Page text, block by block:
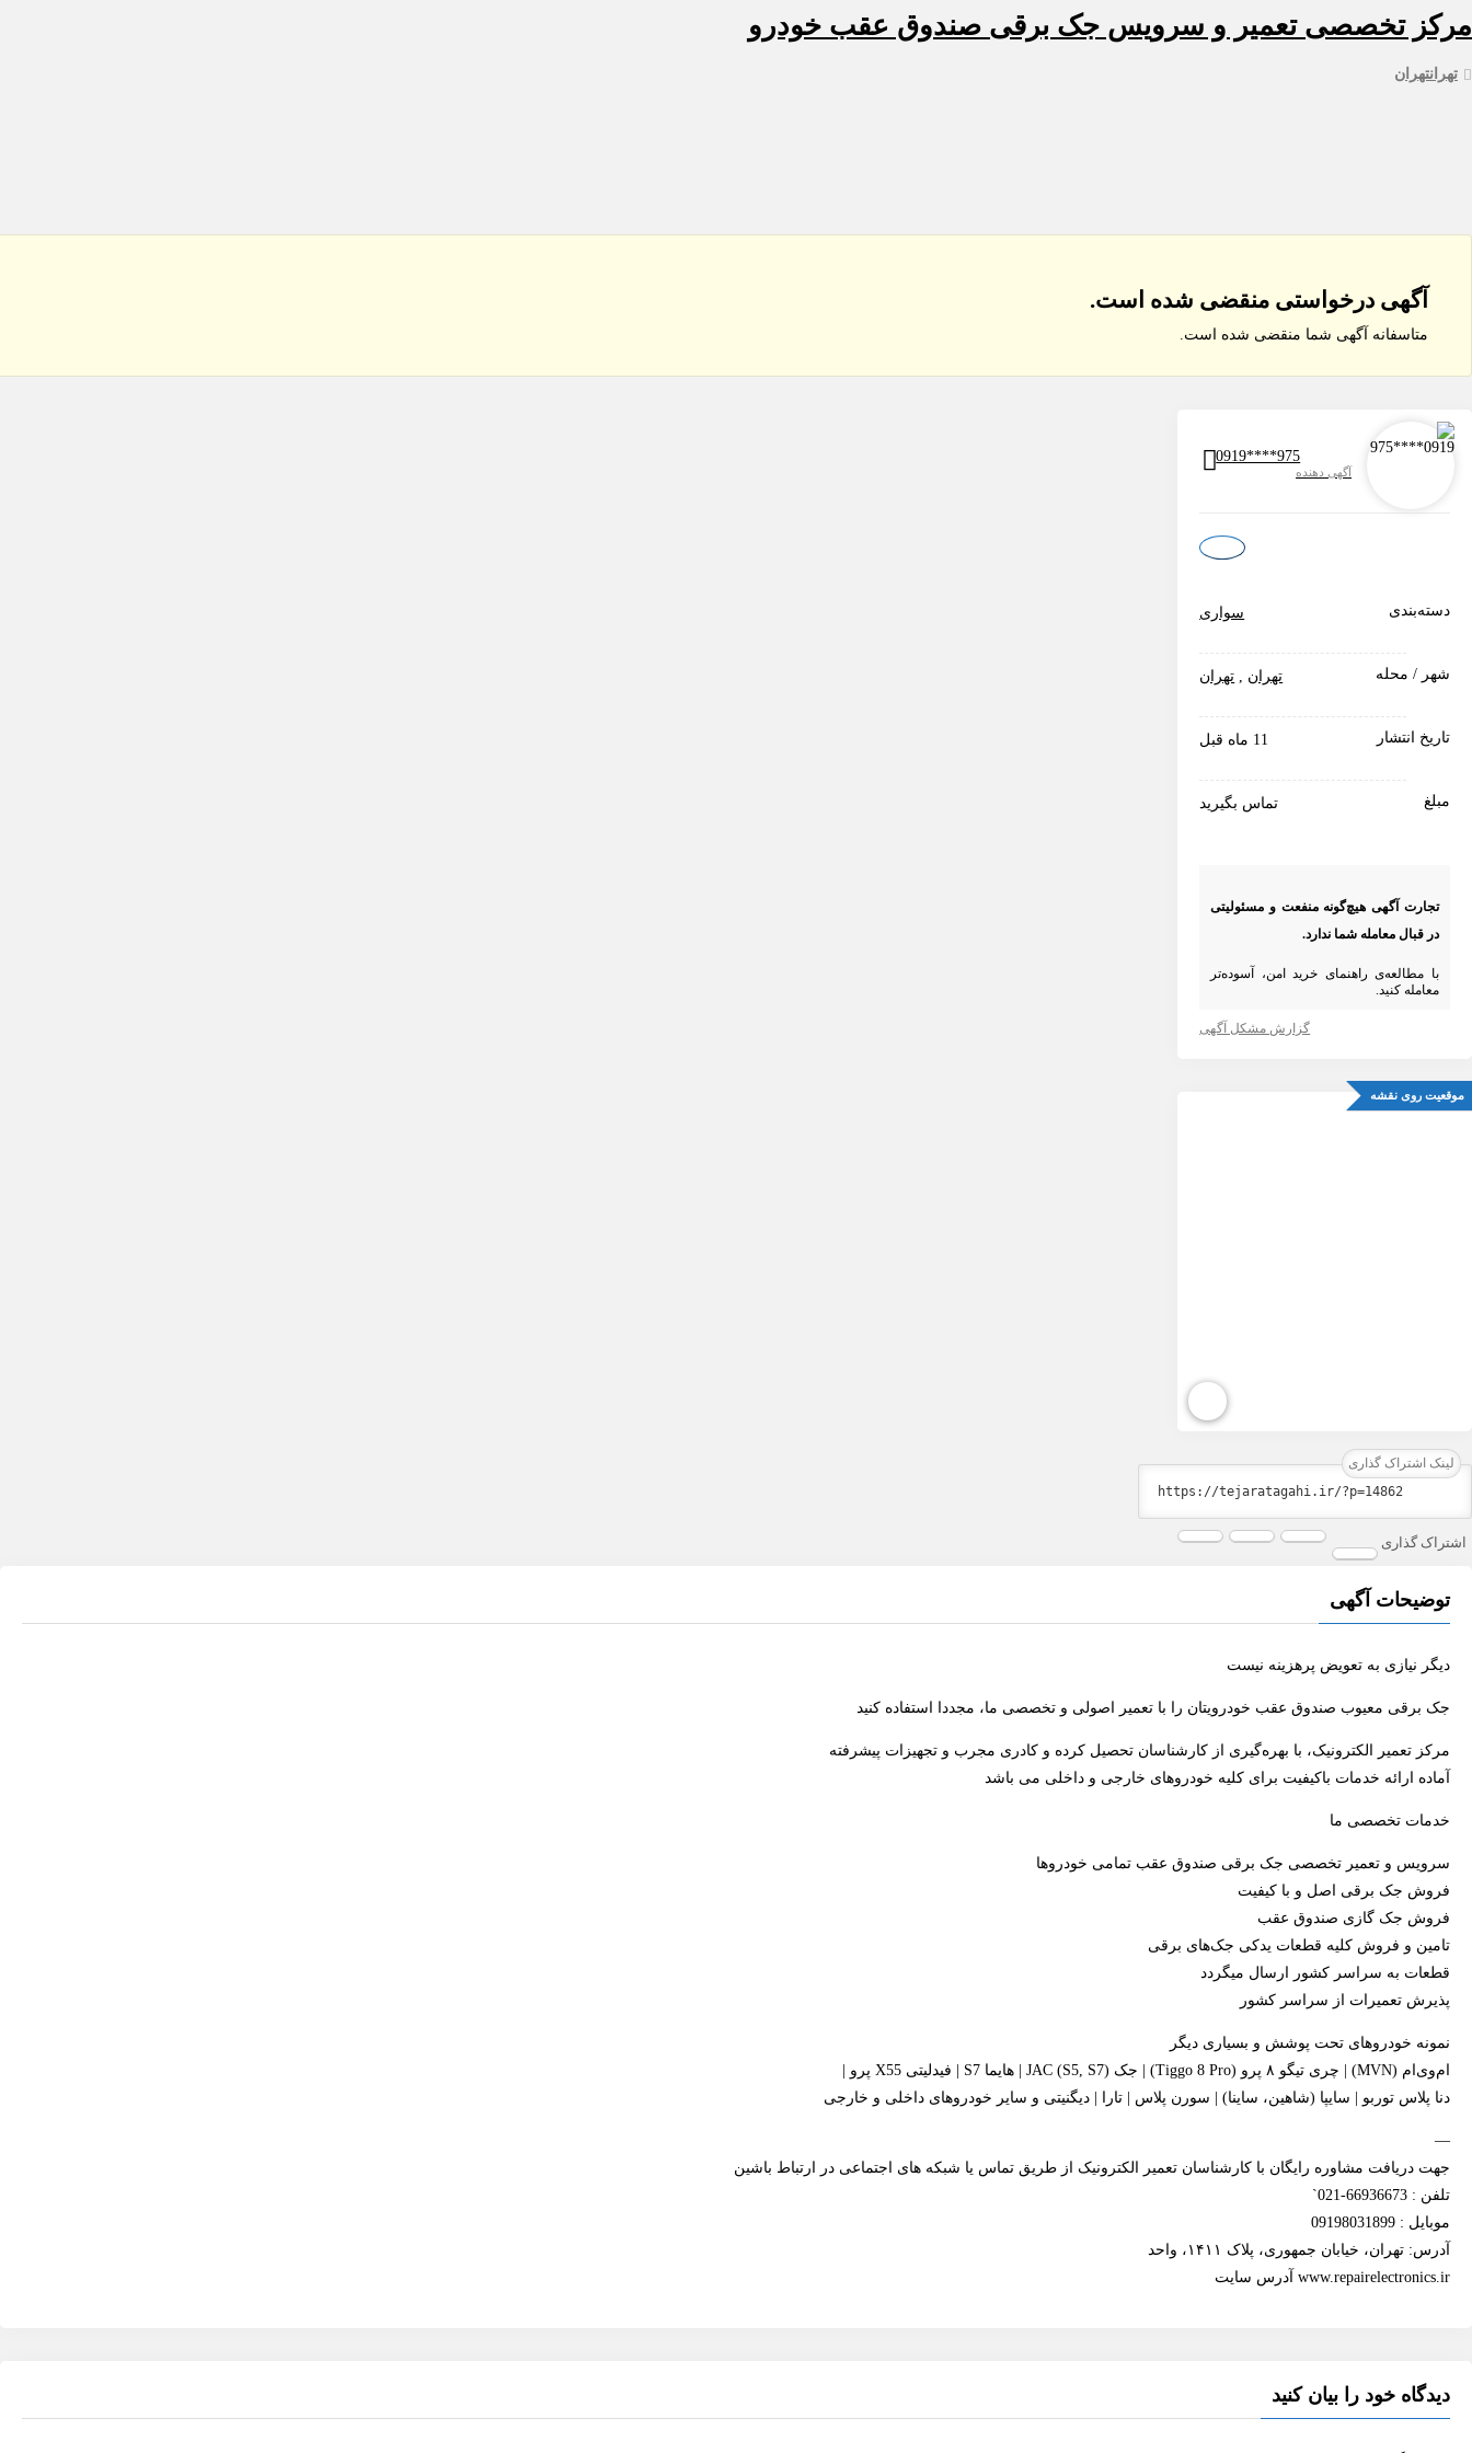
مرکز تخصصی تعمیر و سرویس جک برقی صندوق عقب خودرو
تهرانتهران
آگهی درخواستی منقضی شده است.
متاسفانه آگهی شما منقضی شده است.
0919****975
آگهی دهنده
دسته‌بندی سواری
شهر / محله تهران تهران
تاریخ انتشار 11 ماه قبل
مبلغ تماس بگیرید
تجارت آگهی هیچ‌گونه منفعت و مسئولیتی
در قبال معامله شما ندارد.
با مطالعه‌ی راهنمای خرید امن، آسوده‌تر
معامله کنید.
گزارش مشکل آگهی
موقعیت روی نقشه
لینک اشتراک گذاری
اشتراک گذاری
توضیحات آگهی
دیگر نیازی به تعویض پرهزینه نیست
جک برقی معیوب صندوق عقب خودرویتان را با تعمیر اصولی و تخصصی ما، مجددا استفاده کنید
مرکز تعمیر الکترونیک، با بهره‌گیری از کارشناسان تحصیل کرده و کادری مجرب و تجهیزات پیشرفته
آماده ارائه خدمات باکیفیت برای کلیه خودروهای خارجی و داخلی می باشد
خدمات تخصصی ما
سرویس و تعمیر تخصصی جک برقی صندوق عقب تمامی خودروها
فروش جک برقی اصل و با کیفیت
فروش جک گازی صندوق عقب
تامین و فروش کلیه قطعات یدکی جک‌های برقی
قطعات به سراسر کشور ارسال میگردد
پذیرش تعمیرات از سراسر کشور
نمونه خودروهای تحت پوشش و بسیاری دیگر
ام‌وی‌ام (MVN) | چری تیگو ۸ پرو (Tiggo 8 Pro) | جک JAC (S5, S7) | هایما S7 | فیدلیتی X55 پرو |
دنا پلاس توربو | سایپا (شاهین، ساینا) | سورن پلاس | تارا | دیگنیتی و سایر خودروهای داخلی و خارجی
—
جهت دریافت مشاوره رایگان با کارشناسان تعمیر الکترونیک از طریق تماس یا شبکه های اجتماعی در ارتباط باشین
تلفن : 66936673-021`
موبایل : 09198031899
آدرس: تهران، خیابان جمهوری، پلاک ۱۴۱۱، واحد
www.repairelectronics.ir آدرس سایت
دیدگاه خود را بیان کنید